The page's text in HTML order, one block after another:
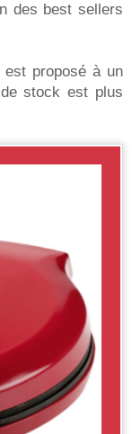
des best sellers
proposé à un
stock est plus